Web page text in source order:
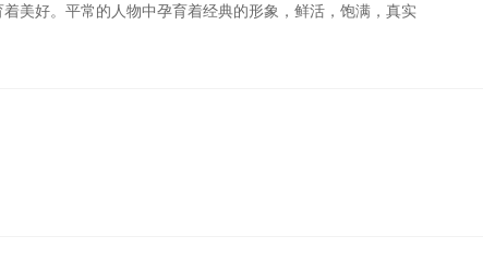
美好。平常的人物中孕育着经典的形象，鲜活，饱满，真实